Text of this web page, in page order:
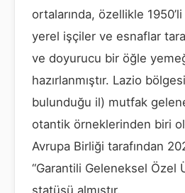
ortalarında, özellikle 1950’li
yerel işçiler ve esnaflar
ve doyurucu bir öğle
hazırlanmıştır. Lazio
bulunduğu il) mutfak
otantik örneklerinden biri
Avrupa Birliği tarafından
“Garantili Geleneksel Özel
statüsü almıştır.